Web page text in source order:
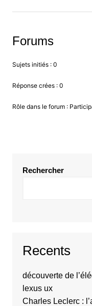
Forums
Sujets initiés : 0
Réponse crées : 0
Rôle dans le forum :
Rechercher
Recents
découverte de
lexus ux
Charles Leclerc :